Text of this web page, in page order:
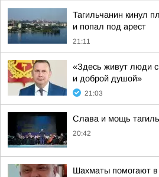
Тагильчанин кинул
и попал под арест
21:11
«Здесь живут люди
и доброй душой»
21:03
Слава и мощь
20:42
Шахматы помогают в